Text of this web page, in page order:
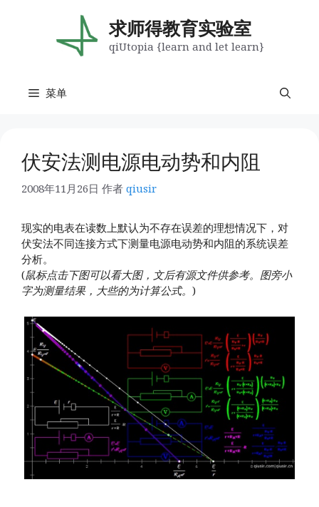
求师得教育实验室
qiUtopia {learn and let learn}
菜单
伏安法测电源电动势和内阻
2008年11月26日 作者 qiusir
现实的电表在读数上默认为不存在误差的理想情况下，对
伏安法不同连接方式下测量电源电动势和内阻的系统误差
分析。
(鼠标点击下图可以看大图，文后有源文件供参考。图旁小
字为测量结果，大些的为计算公式。 )